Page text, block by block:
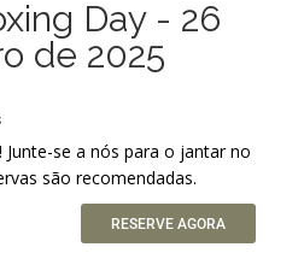
Day - 26
de 2025
se a nós para o jantar no
são recomendadas.
RESERVE AGORA